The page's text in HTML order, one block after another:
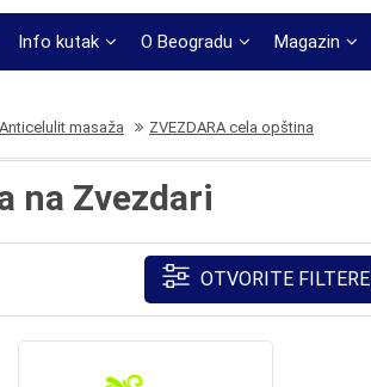
Info kutak O Beogradu Magazin
Anticelulit masaža ZVEZDARA cela opština
na Zvezdari
OTVORITE FILTERE